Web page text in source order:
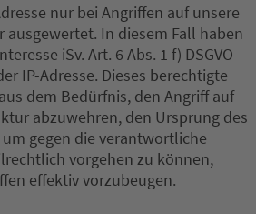
nur bei Angriffen auf unsere
In diesem Fall haben
iSv. Art. 6 Abs. 1 f) DSGVO
IP-Adresse. Dieses berechtigte
dem Bedürfnis, den Angriff auf
abzuwehren, den Ursprung des
gegen die verantwortliche
vorgehen zu können,
effektiv vorzubeugen.